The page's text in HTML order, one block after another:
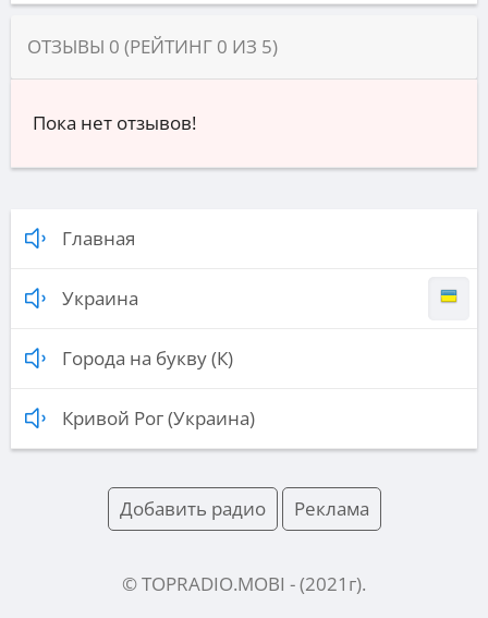
ОТЗЫВЫ 0 (РЕЙТИНГ 0 ИЗ 5)
Пока нет отзывов!
Главная
Украина
Города на букву (К)
Кривой Рог (Украина)
Добавить радио Реклама
© TOPRADIO.MOBI - (2021 г).